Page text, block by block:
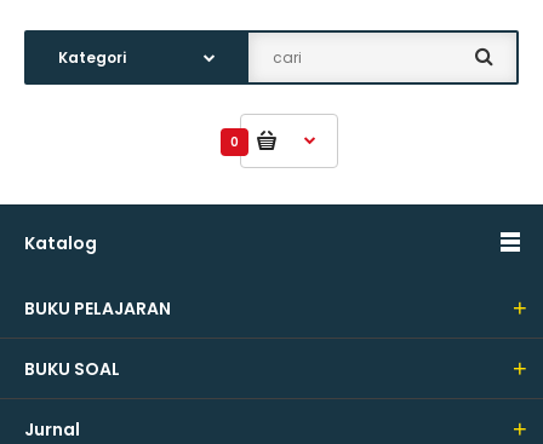
0
Katalog
BUKU PELAJARAN
BUKU SOAL
Jurnal